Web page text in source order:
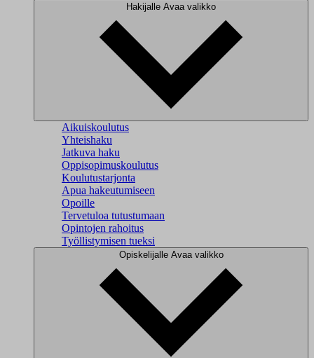
Hakijalle Avaa valikko
Aikuiskoulutus
Yhteishaku
Jatkuva haku
Oppisopimuskoulutus
Koulutustarjonta
Apua hakeutumiseen
Opoille
Tervetuloa tutustumaan
Opintojen rahoitus
Työllistymisen tueksi
Opiskelijalle Avaa valikko